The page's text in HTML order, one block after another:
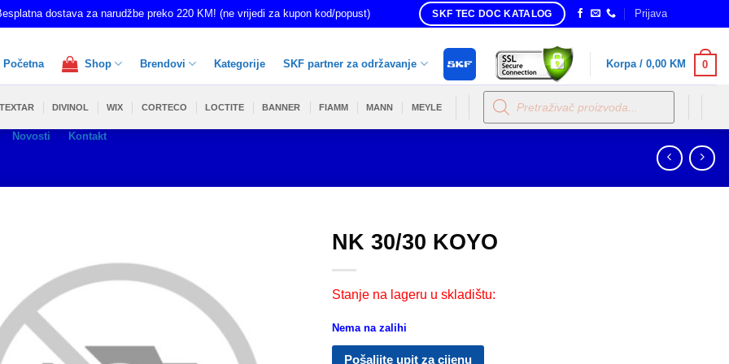
dostava za narudžbe preko 220 KM! (ne vrijedi za kupon kod/popust) SKF TEC DOC KATALOG Prijava
Početna Shop Brendovi Kategorije SKF partner za održavanje
Novosti Kontakt
Korpa / 0,00 KM 0
TEXTAR DIVINOL WIX CORTECO LOCTITE BANNER FIAMM MANN MEYLE
Products
search
NK 30/30 KOYO
Stanje na lageru u skladištu:
Nema na zalihi
Pošaljite upit za cijenu